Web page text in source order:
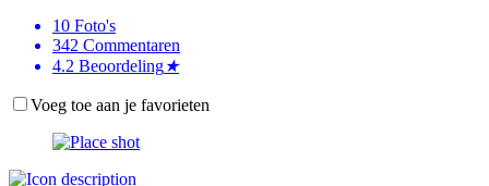
10 Foto's
342 Commentaren
4.2 Beoordeling★
Voeg toe aan je favorieten